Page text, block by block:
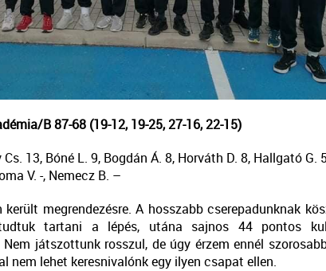
B 87-68 (19-12, 19-25, 27-16, 22-15)
13, Bóné L. 9, Bogdán Á. 8, Horváth D. 8, Hallgató G.
V. -, Nemecz B. –
megrendezésre. A hosszabb cserepadunknak
tartani a lépés, utána sajnos 44 pontos
játszottunk rosszul, de úgy érzem ennél
nem lehet keresnivalónk egy ilyen csapat ellen.